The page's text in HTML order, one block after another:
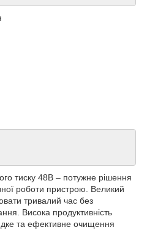
тиску 48В – потужне рішення
роботи пристрою. Великий
тривалий час без
Висока продуктивність
та ефективне очищення